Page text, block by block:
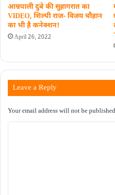
आम्रपाली दुबे की सुहागरात का
VIDEO, शिल्पी राज- विजय चौहान
का भी है कनेक्शन!
April 26, 2022
Leave a Reply
Your email address will not be